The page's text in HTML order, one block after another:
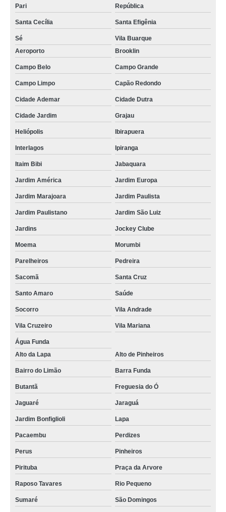
Pari República
Santa Cecília Santa Efigênia
Sé
Vila Buarque
Aeroporto
Brooklin
Campo Belo Campo Grande
Campo Limpo Capão Redondo
Cidade Ademar Cidade Dutra
Cidade Jardim Grajau
Heliópolis Ibirapuera
Interlagos Ipiranga
Itaim Bibi Jabaquara
Jardim América Jardim Europa
Jardim Marajoara Jardim Paulista
Jardim Paulistano Jardim São Luiz
Jardins Jockey Clube
Moema Morumbi
Parelheiros Pedreira
Sacomã Santa Cruz
Santo Amaro Saúde
Socorro Vila Andrade
Vila Cruzeiro Vila Mariana
Água Funda
Alto da Lapa
Alto de Pinheiros
Bairro do Limão Barra Funda
Butantã Freguesia do Ó
Jaguaré Jaraguá
Jardim Bonfiglioli Lapa
Pacaembu Perdizes
Perus Pinheiros
Pirituba Praça da Arvore
Raposo Tavares Rio Pequeno
Sumaré São Domingos